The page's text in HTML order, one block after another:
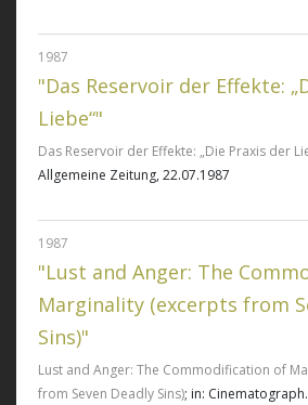
1987
"Das Reservoir der Effekte:
Liebe“"
Das Reservoir der Effekte: „Die Praxis der
Allgemeine Zeitung, 22.07.1987
1987
"Lust and Anger: The
Marginality (excerpts from
Sins)"
Lust and Anger: The Commodification of
from Seven Deadly Sins); in: